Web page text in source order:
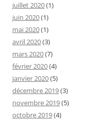
juillet 2020(1)
juin 2020(1)
mai 2020(1)
avril 2020(3)
mars 2020(7)
février 2020(4)
janvier 2020(5)
décembre 2019(3)
novembre 2019(5)
octobre 2019(4)